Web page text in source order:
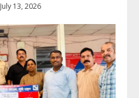
July 13, 2026